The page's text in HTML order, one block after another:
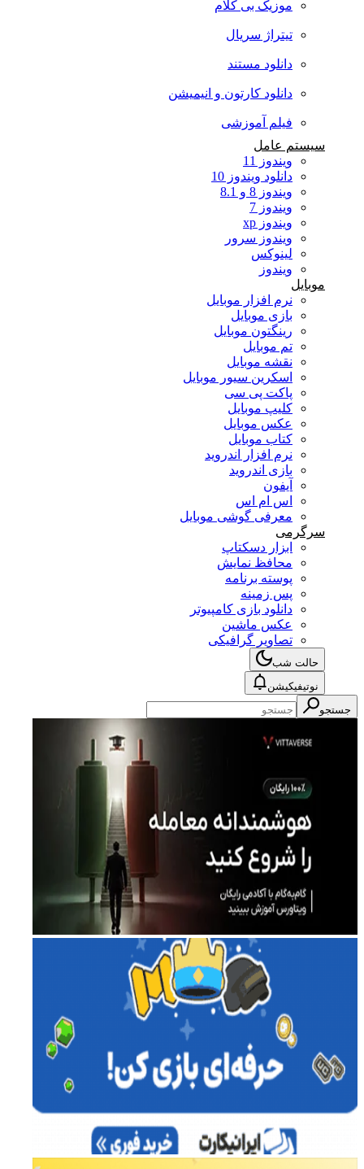
موزیک بی کلام
تیتراژ سریال
دانلود مستند
دانلود کارتون و انیمیشن
فیلم آموزشی
سیستم عامل
ویندوز 11
دانلود ویندوز 10
ویندوز 8 و 8.1
ویندوز 7
ویندوز xp
ویندوز سرور
لینوکس
ویندوز
موبایل
نرم افزار موبایل
بازی موبایل
رینگتون موبایل
تم موبایل
نقشه موبایل
اسکرین سیور موبایل
پاکت پی سی
کلیپ موبایل
عکس موبایل
کتاب موبایل
نرم افزار اندروید
بازی اندروید
آیفون
اس ام اس
معرفی گوشی موبایل
سرگرمی
ابزار دسکتاپ
محافظ نمایش
پوسته برنامه
پس زمینه
دانلود بازی کامپیوتر
عکس ماشین
تصاویر گرافیکی
حالت شب
نوتیفیکیشن
جستجو